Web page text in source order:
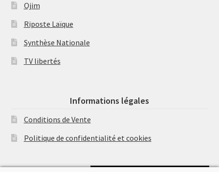
Ojim
Riposte Laïque
Synthèse Nationale
TV libertés
Informations légales
Conditions de Vente
Politique de confidentialité et cookies